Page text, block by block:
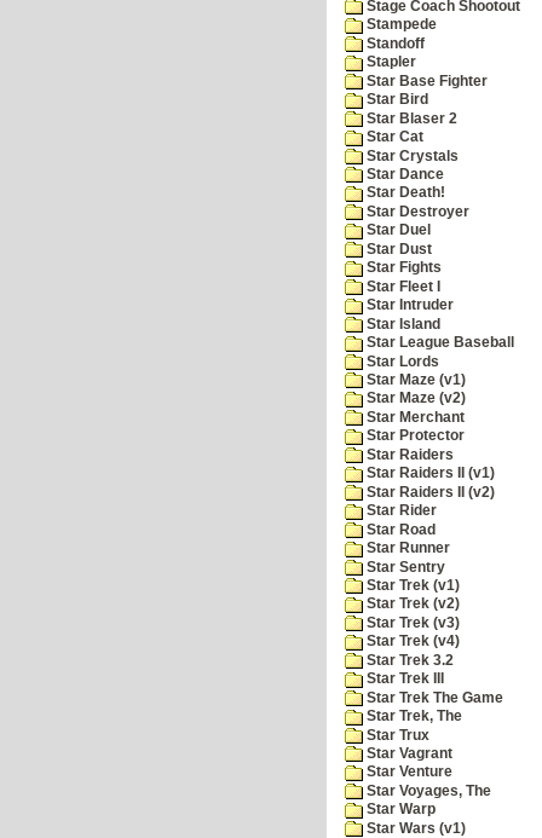
Stage Coach Shootout
Stampede
Standoff
Stapler
Star Base Fighter
Star Bird
Star Blaser 2
Star Cat
Star Crystals
Star Dance
Star Death!
Star Destroyer
Star Duel
Star Dust
Star Fights
Star Fleet I
Star Intruder
Star Island
Star League Baseball
Star Lords
Star Maze (v1)
Star Maze (v2)
Star Merchant
Star Protector
Star Raiders
Star Raiders II (v1)
Star Raiders II (v2)
Star Rider
Star Road
Star Runner
Star Sentry
Star Trek (v1)
Star Trek (v2)
Star Trek (v3)
Star Trek (v4)
Star Trek 3.2
Star Trek III
Star Trek The Game
Star Trek, The
Star Trux
Star Vagrant
Star Venture
Star Voyages, The
Star Warp
Star Wars (v1)